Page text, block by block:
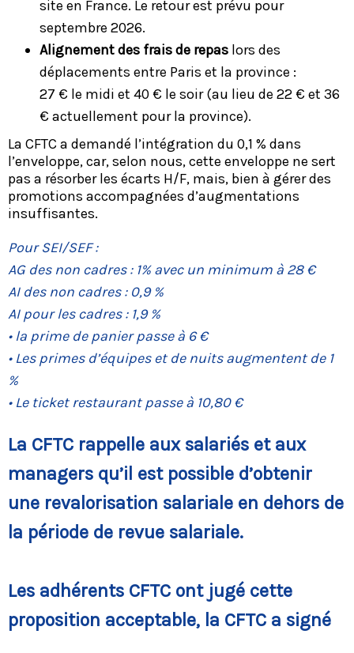
site en France. Le retour est prévu pour
septembre 2026.
Alignement des frais de repas lors des
déplacements entre Paris et la province :
27 € le midi et 40 € le soir (au lieu de 22 € et 36
€ actuellement pour la province).
La CFTC a demandé l’intégration du 0,1 % dans
l’enveloppe, car, selon nous, cette enveloppe ne sert
pas a résorber les écarts H/F, mais, bien à gérer des
promotions accompagnées d’augmentations
insuffisantes.
Pour SEI/SEF :
AG des non cadres : 1% avec un minimum à 28 €
AI des non cadres : 0,9 %
AI pour les cadres : 1,9 %
• la prime de panier passe à 6 €
• Les primes d’équipes et de nuits augmentent de 1
%
• Le ticket restaurant passe à 10,80 €
La CFTC rappelle aux salariés et aux
managers qu’il est possible d’obtenir
une revalorisation salariale en dehors de
la période de revue salariale.
Les adhérents CFTC ont jugé cette
proposition acceptable, la CFTC a signé